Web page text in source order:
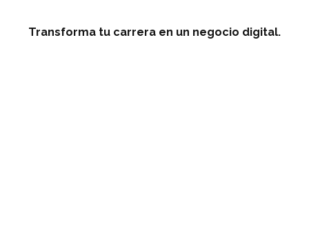
Transforma tu carrera en un negocio digital.